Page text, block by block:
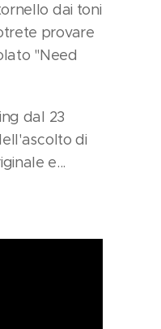
dai toni
provare
"Need
dal 23
di
e...